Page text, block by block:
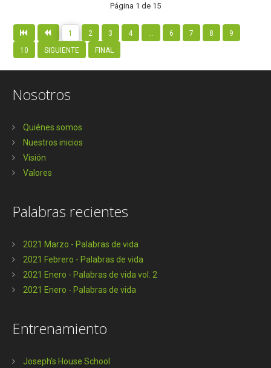
Página 1 de 15
1 2 3 4 ... 6 7 8
9
10
SIGUIENTE FINAL
Nosotros
Quiénes somos
Nuestros inicios
Visión
Valores
Palabras recientes
2021 Marzo - Palabras de vida
2021 Febrero - Palabras de vida
2021 Enero - Palabras de vida vol. 2
2021 Enero - Palabras de vida
Entrenamiento
Joseph's House School